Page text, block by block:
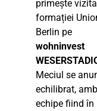
primește vizita
formației
Berlin pe
wohninvest
Meciul se
echilibrat,
echipe fiind în